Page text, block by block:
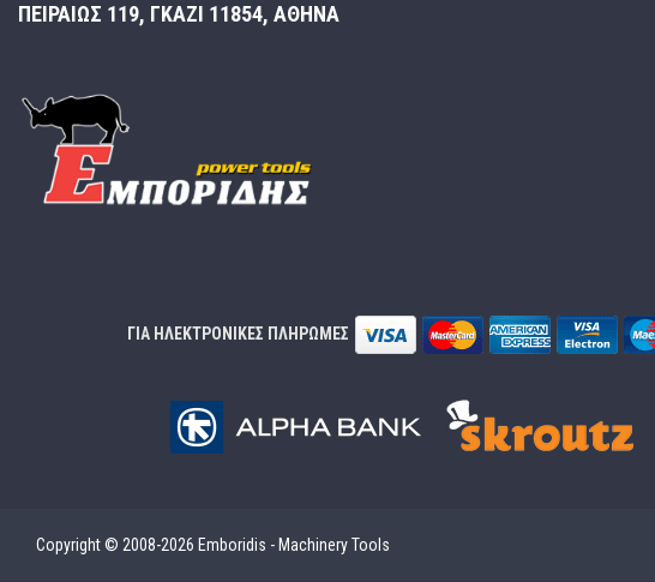
ΠΕΙΡΑΙΩΣ 119, ΓΚΑΖΙ 11854, ΑΘΗΝΑ
ΓΙΑ ΗΛΕΚΤΡΟΝΙΚΕΣ ΠΛΗΡΩΜΕΣ
Copyright © 2008-2026 Emboridis - Machinery Tools